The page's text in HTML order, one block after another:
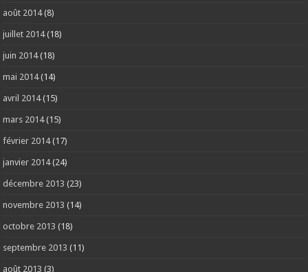
août 2014(8)
juillet 2014(18)
juin 2014(18)
mai 2014(14)
avril 2014(15)
mars 2014(15)
février 2014(17)
janvier 2014(24)
décembre 2013 (23)
novembre 2013 (14)
octobre 2013 (18)
septembre 2013 (11)
août 2013 (3)